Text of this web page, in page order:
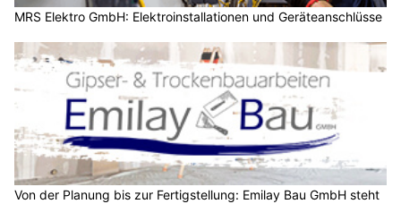
MRS Elektro GmbH: Elektroinstallationen und Geräteanschlüsse
Von der Planung bis zur Fertigstellung: Emilay Bau GmbH steht